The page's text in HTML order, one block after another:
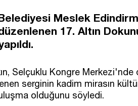
Meslek
17. Altın
Selçuklu Kongre Merkezi'nde
serginin kadim mirasın
olduğunu söyledi.